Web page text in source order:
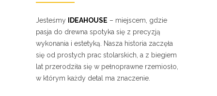
Jesteśmy IDEAHOUSE – miejscem, gdzie
pasja do drewna spotyka się z precyzją
wykonania i estetyką. Nasza historia zaczęła
się od prostych prac stolarskich, a z biegiem
lat przerodziła się w pełnoprawne rzemiosło,
w którym każdy detal ma znaczenie.